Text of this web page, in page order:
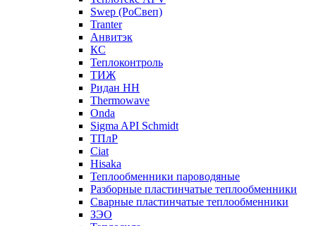
Swep (РоСвеп)
Tranter
Анвитэк
КС
Теплоконтроль
ТИЖ
Ридан НН
Thermowave
Onda
Sigma API Schmidt
ТПлР
Ciat
Hisaka
Теплообменники пароводяные
Разборные пластинчатые теплообменники
Сварные пластинчатые теплообменники
ЗЭО